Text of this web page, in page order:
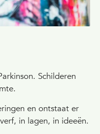
Schilderen
en ontstaat er
in lagen, in ideeën.